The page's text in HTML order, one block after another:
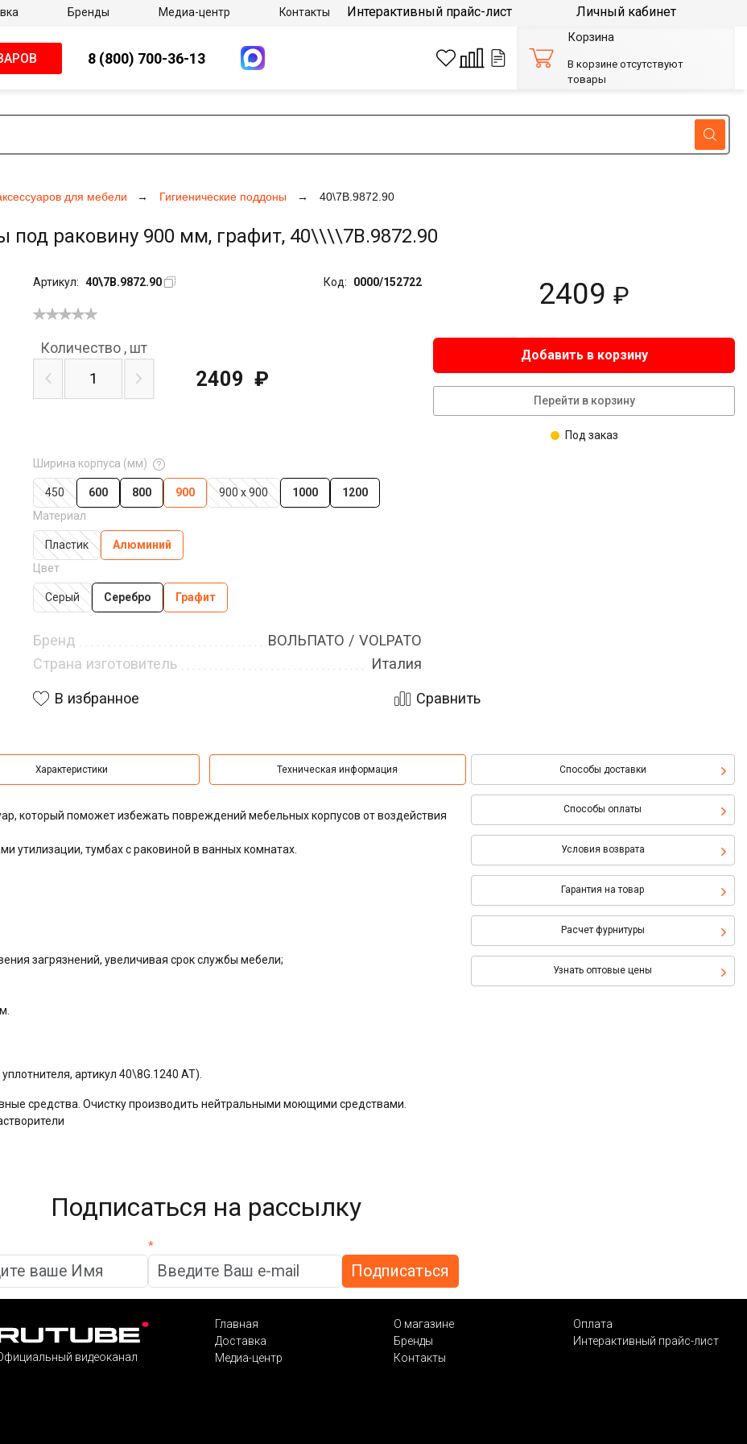
для мебели Гигиенические поддоны 40\7B.9872.90
раковину 900 мм, графит, 40\\\\7B.9872.90
Артикул: 40\7B.9872.90 Код: 0000/152722 2409 ₽
Ширина корпуса (мм)
450 600 800 900 900 х 900 1000
1200
Материал
Пластик
Алюминий
Цвет
Серый Серебро Графит
Бренд
ВОЛЬПАТО / VOLPATO
Страна изготовитель
Италия
Количество , шт
2409 ₽
Добавить в корзину
Перейти в корзину
Под заказ
В избранное Сравнить
Характеристики Техническая информация Способы доставки
Способы оплаты
Условия возврата
Гарантия на товар
Расчет фурнитуры
Узнать оптовые цены
который поможет избежать повреждений мебельных корпусов от воздействия
утилизации, тумбах с раковиной в ванных комнатах.
загрязнений, увеличивая срок службы мебели;
артикул 40\8G.1240 AT).
средства. Очистку производить нейтральными моющими средствами.
Бренды Медиа-центр Контакты Интерактивный прайс-лист Личный кабинет
8 (800) 700-36-13
Корзина
В корзине отсутствуют
товары
Подписаться на рассылку
*
видеоканал
Главная О магазине
Оплата
Доставка
Бренды
Интерактивный прайс-лист
Медиа-центр
Контакты